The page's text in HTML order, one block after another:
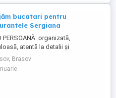
bucatari pentru
Sergiana
PERSOANĂ: organizată,
atentă la detalii și
si ai lucrat pe sectia ciorbe,
garnituri si gratar CEEA CE
SĂ FACI : verificarea stocurilor de
Brasov